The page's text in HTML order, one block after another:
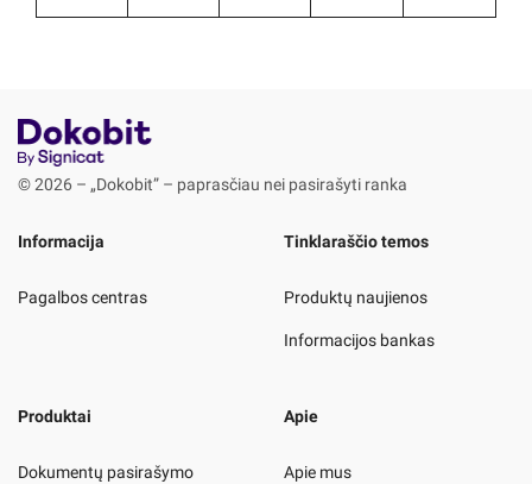
© 2026 – „Dokobit” – paprasčiau nei pasirašyti ranka
Informacija
Pagalbos centras
Tinklaraščio temos
Produktų naujienos
Informacijos bankas
Produktai
Dokumentų pasirašymo
Apie
Apie mus